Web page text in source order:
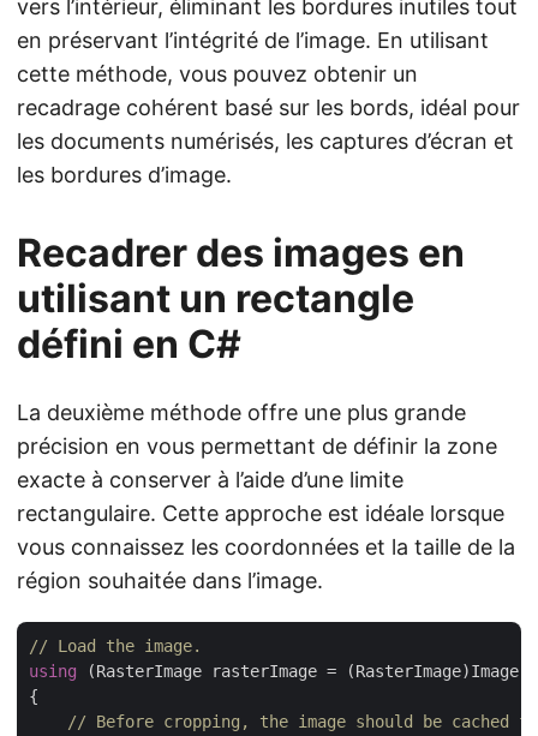
vers l’intérieur, éliminant les bordures inutiles tout
en préservant l’intégrité de l’image. En utilisant
cette méthode, vous pouvez obtenir un
recadrage cohérent basé sur les bords, idéal pour
les documents numérisés, les captures d’écran et
les bordures d’image.
Recadrer des images en
utilisant un rectangle
défini en C#
La deuxième méthode offre une plus grande
précision en vous permettant de définir la zone
exacte à conserver à l’aide d’une limite
rectangulaire. Cette approche est idéale lorsque
vous connaissez les coordonnées et la taille de la
région souhaitée dans l’image.
// Load the image.
using (RasterImage rasterImage =
{
// Before cropping, the image should be cached